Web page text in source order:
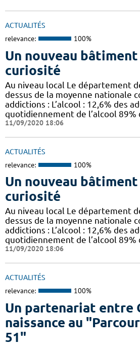
ACTUALITÉS
relevance: 100%
Un nouveau
curiosité
Au niveau local Le département
dessus de la moyenne nationale
addictions : L’alcool : 12,6% des
quotidiennement de l’alcool 89%
11/09/2020 18:06
ACTUALITÉS
relevance: 100%
Un nouveau
curiosité
Au niveau local Le département
dessus de la moyenne nationale
addictions : L’alcool : 12,6% des
quotidiennement de l’alcool 89%
11/09/2020 18:06
ACTUALITÉS
relevance: 100%
Un partenariat entre
naissance au
51"